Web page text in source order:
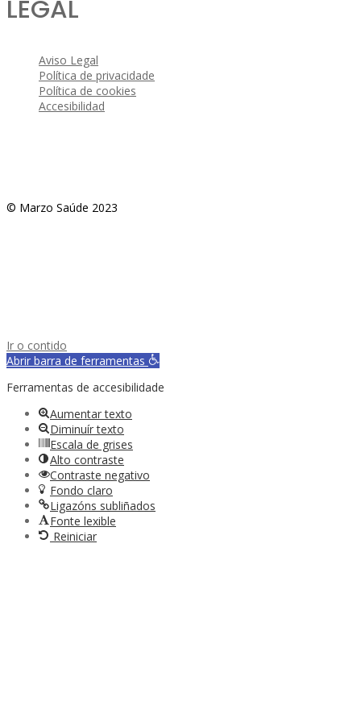
LEGAL
Aviso Legal
Política de privacidade
Política de cookies
Accesibilidad
© Marzo Saúde 2023
Ir o contido
Abrir barra de ferramentas
Ferramentas de accesibilidade
Aumentar texto
Diminuír texto
Escala de grises
Alto contraste
Contraste negativo
Fondo claro
Ligazóns subliñados
Fonte lexible
Reiniciar